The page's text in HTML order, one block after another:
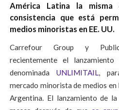
América Latina la misma
consistencia que está
medios minoristas en EE. UU.
Carrefour Group y
recientemente el
denominada UNLIMITAIL,
mercado minorista de medios
Argentina. El lanzamiento de